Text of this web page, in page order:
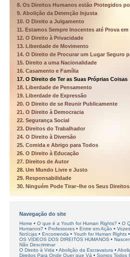
8. Os Direitos Humanos estão Protegidos
9. Abolição da Detenção Injusta
10. O Direito a Julgamento
11. Estamos Sempre Inocentes até Prova
12. O Direito à Privacidade
13. Liberdade de Movimento
14. O Direito de Procurar um Lugar Seguro
15. Direito a uma Nacionalidade
16. Casamento e Família
17. O Direito de Ter as Suas Próprias Coisas
18. Liberdade de Pensamento
19. Liberdade de Expressão
20. O Direito de se Reunir Publicamente
21. O Direito à Democracia
22. Segurança Social
23. Direitos do Trabalhador
24. O Direito à Diversão
25. Comida e Abrigo para Todos
26. O Direito à Educação
27. Direitos de Autor
28. Um Mundo Livre e Justo
29. Responsabilidade
30. Ninguém Pode Tirar–lhe os Seus
Navegação do site
Home O que é a Youth for Human Rights?
O
Humanos?
Professores Entre em Ação
Notícias
Encomenda Youth for Human Rights
OS VÍDEOS DOS DIREITOS HUMANOS
Não Descriminar
O Direito à Vida
Abolição da Escravatura
Direitos Para Onde Quer que Vá
Somos Todos